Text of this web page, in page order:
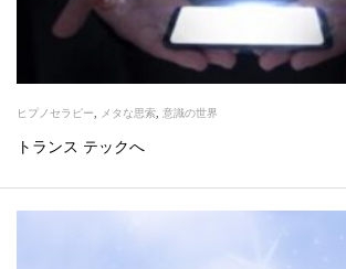
ヒプノセラピー メタな思索 意識の世界
トランス テックへ